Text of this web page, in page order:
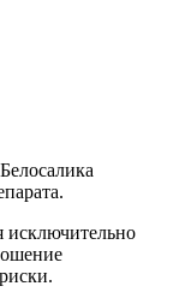
исключительно